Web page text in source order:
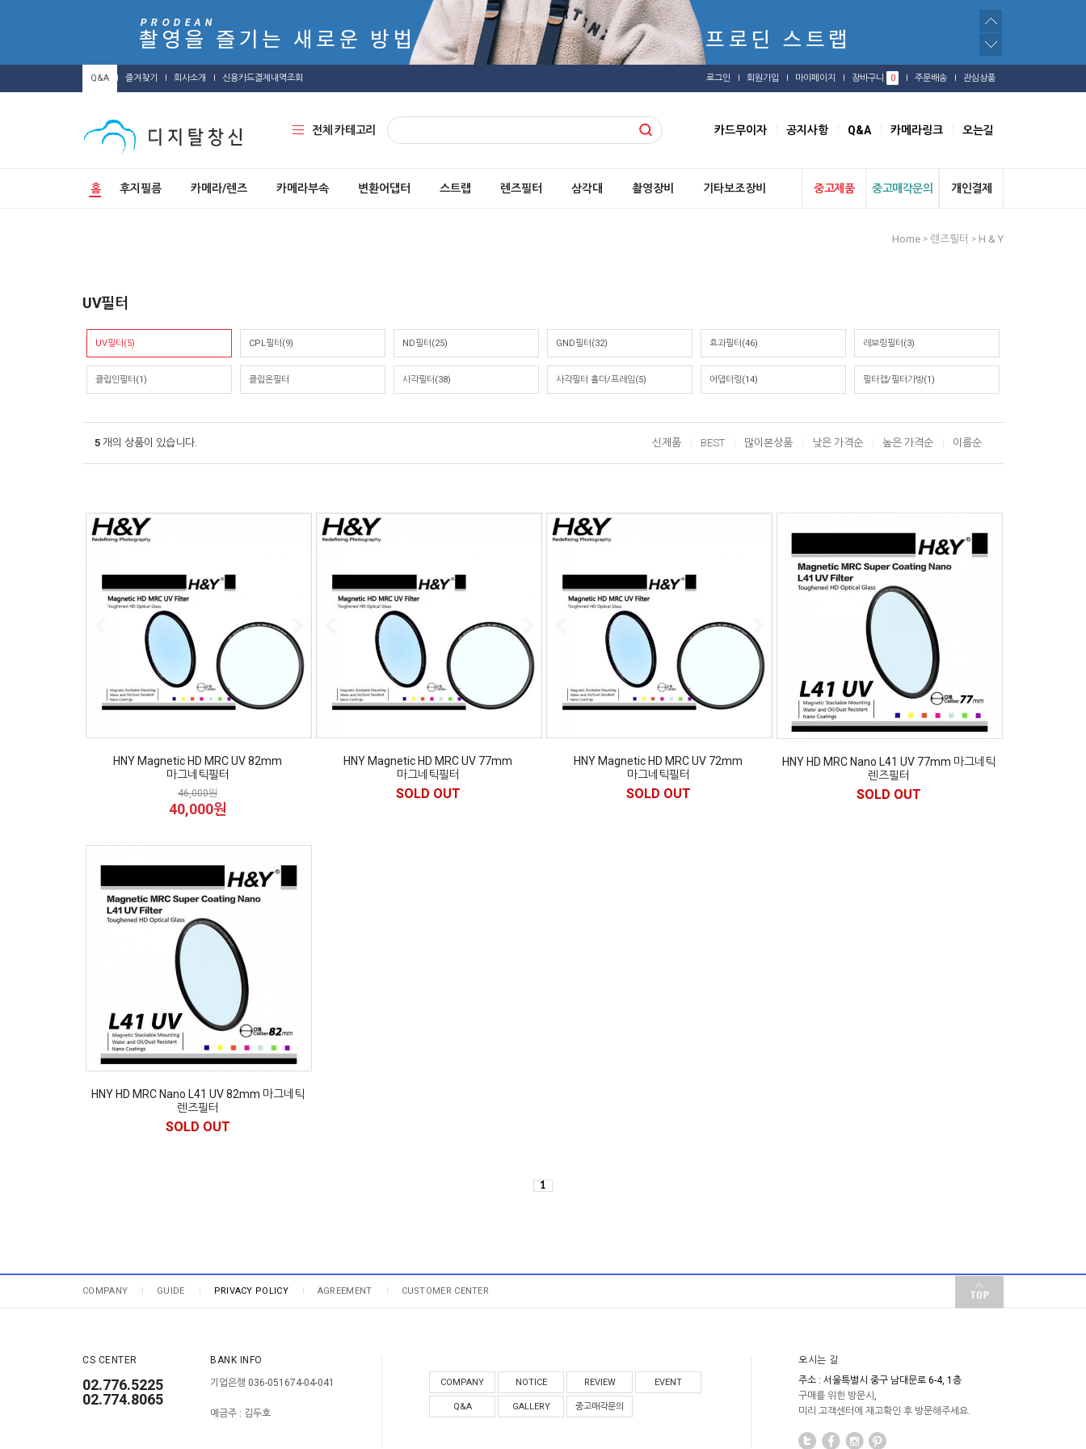
Q&A 즐겨찾기 회사소개 신용카드결제내역조회 로그인 회원가입 마이페이지 장바구니 0 주문배송 관심상품
전체 카테고리 카드무이자 공지사항 Q&A 카메라링크 오는길
홈 후지필름 카메라/렌즈 카메라부속 변환어댑터 스트랩 렌즈필터 삼각대 촬영장비 기타보조장비 중고제품 중고매각문의 개인결제
Home > 렌즈필터 > H & Y
UV필터
UV필터(5) CPL필터(9) ND필터(25) GND필터(32) 효과필터(46) 레보링필터(3)
클립인필터(1) 클립온필터 사각필터(38) 사각필터 홀더/프레임(5) 어댑터링(14) 필터캡/필터가방(1)
5 개의 상품이 있습니다. 신제품 BEST 많이본상품 낮은 가격순 높은 가격순 이름순
HNY Magnetic HD MRC UV 82mm
마그네틱필터
46,000원
40,000원
HNY Magnetic HD MRC UV 77mm
마그네틱필터
SOLD OUT
HNY Magnetic HD MRC UV 72mm
마그네틱필터
SOLD OUT
HNY HD MRC Nano L41 UV 77mm 마그네틱
렌즈필터
SOLD OUT
HNY HD MRC Nano L41 UV 82mm 마그네틱
렌즈필터
SOLD OUT
1
COMPANY GUIDE PRIVACY POLICY AGREEMENT CUSTOMER CENTER
CS CENTER
02.776.5225
02.774.8065
BANK INFO
기업은행 036-051674-04-041
예금주 : 김두호
COMPANY NOTICE REVIEW EVENT
Q&A GALLERY 중고매각문의
오시는 길
주소 : 서울특별시 중구 남대문로 6-4, 1층
구매를 위한 방문시,
미리 고객센터에 재고확인 후 방문해주세요.